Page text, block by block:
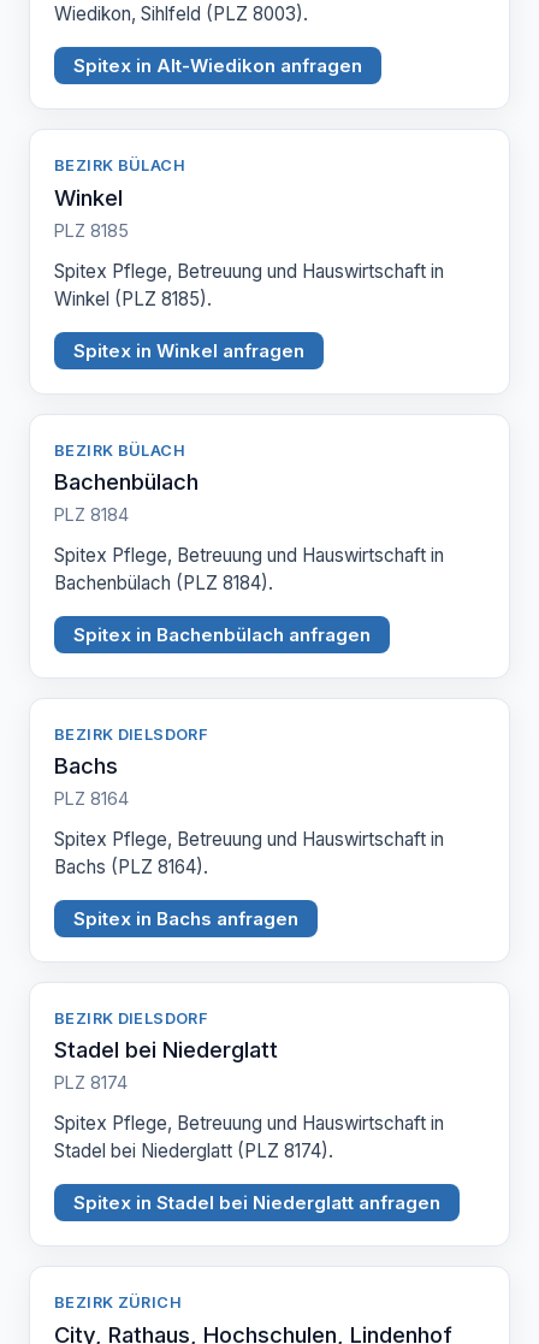
Wiedikon, Sihlfeld (PLZ 8003).
Spitex in Alt-Wiedikon anfragen
BEZIRK BÜLACH
Winkel
PLZ 8185
Spitex Pflege, Betreuung und Hauswirtschaft in
Winkel (PLZ 8185).
Spitex in Winkel anfragen
BEZIRK BÜLACH
Bachenbülach
PLZ 8184
Spitex Pflege, Betreuung und Hauswirtschaft in
Bachenbülach (PLZ 8184).
Spitex in Bachenbülach anfragen
BEZIRK DIELSDORF
Bachs
PLZ 8164
Spitex Pflege, Betreuung und Hauswirtschaft in
Bachs (PLZ 8164).
Spitex in Bachs anfragen
BEZIRK DIELSDORF
Stadel bei Niederglatt
PLZ 8174
Spitex Pflege, Betreuung und Hauswirtschaft in
Stadel bei Niederglatt (PLZ 8174).
Spitex in Stadel bei Niederglatt anfragen
BEZIRK ZÜRICH
City, Rathaus, Hochschulen, Lindenhof